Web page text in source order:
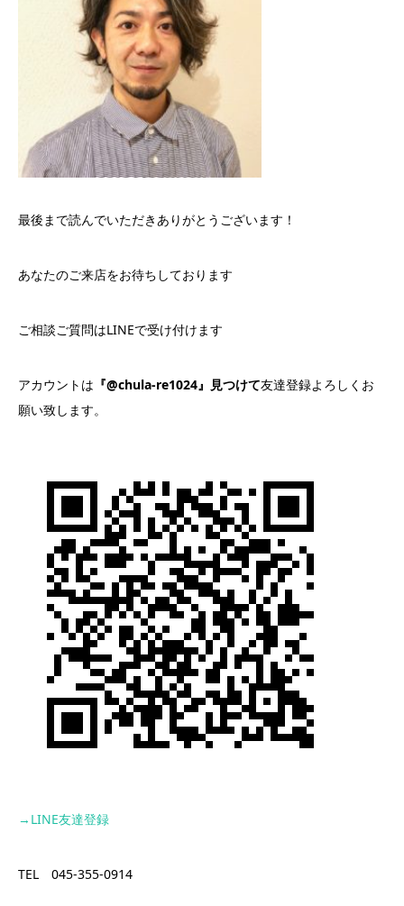
最後まで読んでいただきありがとうございます！
あなたのご来店をお待ちしております
ご相談ご質問はLINEで受け付けます
アカウントは 『@chula-re1024』見つけて友達登録よろしくお
願い致します。
→LINE友達登録
TEL 045-355-0914